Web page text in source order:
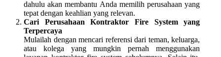
dahulu akan membantu Anda memilih perusahaan yang
tepat dengan keahlian yang relevan.
Cari Perusahaan Kontraktor Fire System yang
Terpercaya
Mulailah dengan mencari referensi dari teman, keluarga,
atau kolega yang mungkin pernah menggunakan